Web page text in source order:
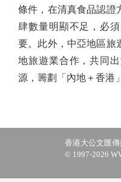
條件，在清真食品認證
肆數量明顯不足，必
要。此外，中亞地區旅
地旅遊業合作，共同
源，籌劃「內地＋香港
香港大公文匯
© 1997-2026